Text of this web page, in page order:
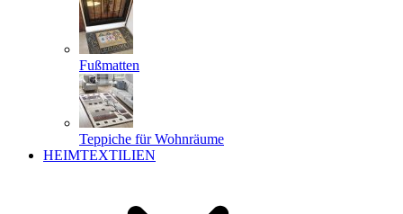
Fußmatten
Teppiche für Wohnräume
HEIMTEXTILIEN